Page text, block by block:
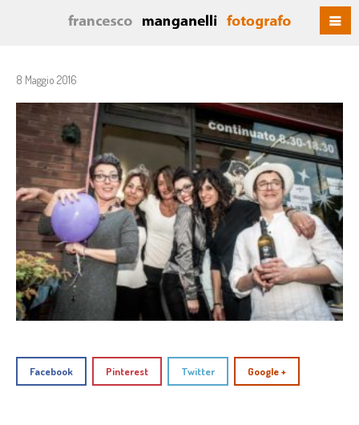
8 Maggio 2016
Facebook Pinterest Twitter Google +